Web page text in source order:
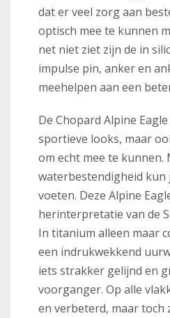
dat er veel zorg aan
optisch mee te kunnen
net niet ziet zijn de in
impulse pin, anker en
meehelpen aan een
De Chopard Alpine
sportieve looks, maar
om echt mee te kunnen.
waterbestendigheid kun
voeten. Deze Alpine
herinterpretatie van de
In titanium alleen maar
een indrukwekkend
iets strakker gelijnd en
voorganger. Op alle
en verbeterd, maar toch